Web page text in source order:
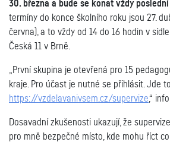
30. března a bude se konat vždy
termíny do konce školního roku jsou 27.
června), a to vždy od 14 do 16 hodin v
Česká 11 v Brně.
„První skupina je otevřená pro 15
kraje. Pro účast je nutné se přihlásit. Jde
https://vzdelavanivsem.cz/supervize,“
Dosavadní zkušenosti ukazují, že
pro mně bezpečné místo, kde mohu říct